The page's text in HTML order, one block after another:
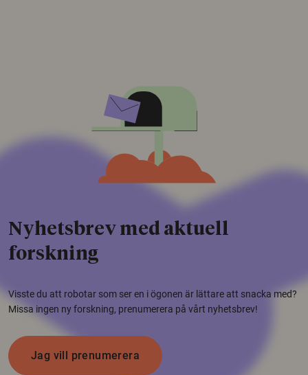
Nyhetsbrev med aktuell
forskning
Visste du att robotar som ser en i ögonen är lättare att snacka med?
Missa ingen ny forskning, prenumerera på vårt nyhetsbrev!
Jag vill prenumerera